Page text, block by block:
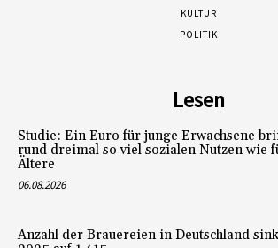
KULTUR
POLITIK
Lesen
Studie: Ein Euro für junge Erwachsene
rund dreimal so viel sozialen Nutzen wie
Ältere
06.08.2026
Anzahl der Brauereien in Deutschland